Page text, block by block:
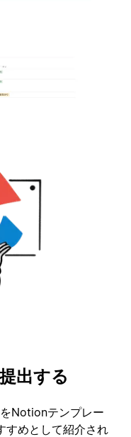
出する
Notionテンプレー
すめとして紹介され